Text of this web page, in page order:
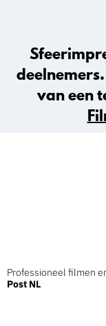
van een
Professioneel filmen
Post NL